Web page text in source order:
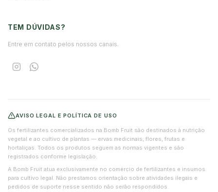
TEM DÚVIDAS?
Entre em contato pelos nossos canais.
AVISO LEGAL E POLÍTICA DE USO
Os fertilizantes comercializados na Bomb Fruit são destinados à nutrição
vegetal e ao cultivo de plantas — ervas medicinais, flores, frutas e
hortaliças. Todos os produtos seguem as normas vigentes e são
registrados conforme legislação.
A Bomb Fruit atua exclusivamente no comércio de fertilizantes e insumos
para cultivo legal. Não prestamos orientação sobre atividades ilegais e
pedidos de suporte nesse sentido não serão respondidos.